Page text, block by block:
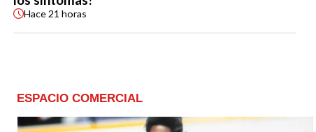
Hace21 horas